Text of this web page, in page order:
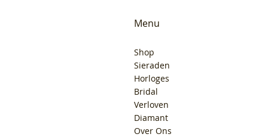
Menu
Shop
Sieraden
Horloges
Bridal
Verloven
Diamant
Over Ons